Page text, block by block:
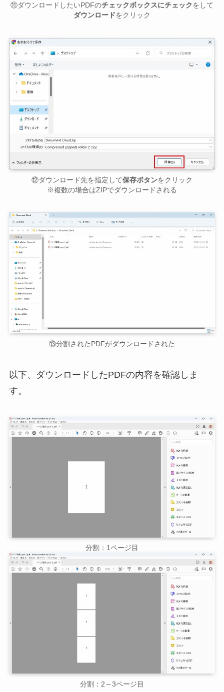
⑪ダウンロードしたいPDFのチェックボックスにチェックをして
ダウンロードをクリック
⑫ダウンロード先を指定して保存ボタンをクリック
※複数の場合はZIPでダウンロードされる
⑬分割されたPDFがダウンロードされた
以下、ダウンロードしたPDFの内容を確認しま
す。
分割：1ページ目
分割：2～3ページ目